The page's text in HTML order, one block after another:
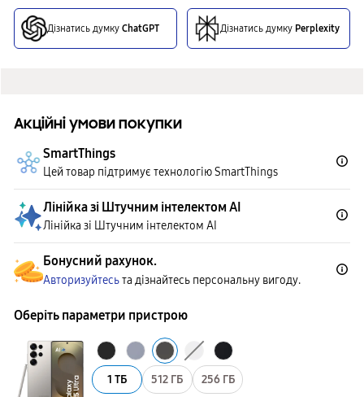
Дізнатись думку ChatGPT Дізнатись думку Perplexity
Акційні умови покупки
SmartThings
Цей товар підтримує технологію SmartThings
Лінійка зі Штучним інтелектом AІ
Лінійка зі Штучним інтелектом AІ
Бонусний рахунок.
Авторизуйтесьта дізнайтесь персональну вигоду.
Оберіть параметри пристрою
1 ТБ 512 ГБ 256 ГБ